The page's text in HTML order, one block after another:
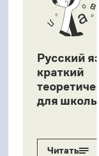
Русский
краткий
для
Читать